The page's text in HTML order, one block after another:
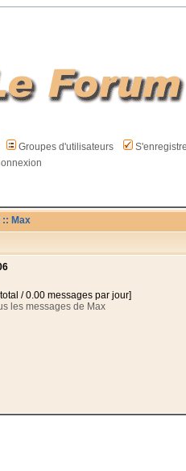
Groupes d'utilisateurs
:: Max
/ 0.00 messages par jour]
les messages de Max